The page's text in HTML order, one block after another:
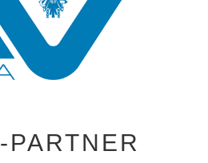
-PARTNER